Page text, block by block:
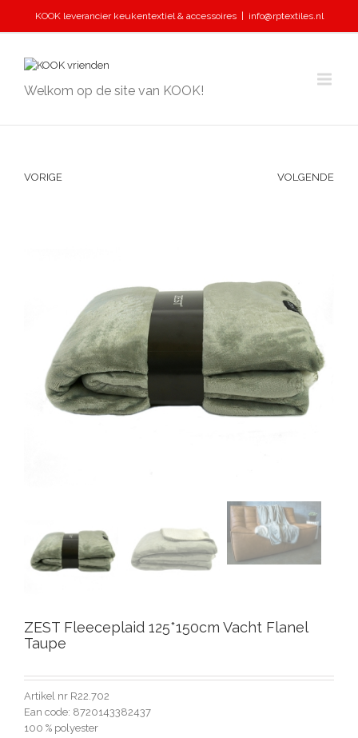
KOOK leverancier keukentextiel & accessoires info@rptextiles.nl
Welkom op de site van KOOK!
VORIGE VOLGENDE
ZEST Fleeceplaid 125*150cm Vacht Flanel
Taupe
Artikel nr R22.702
Ean code: 8720143382437
100 % polyester